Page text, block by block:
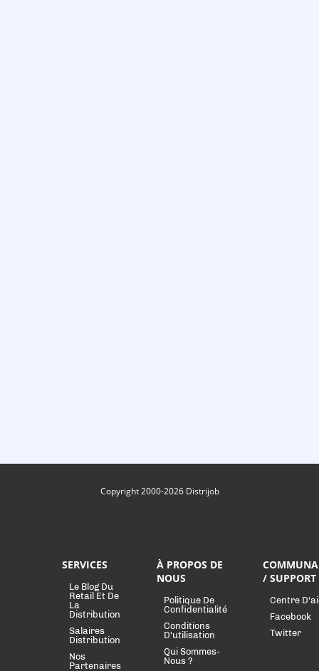
Copyright 2000-2026 Distrijob
SERVICES
Le Blog Du
Retail Et De
La
Distribution
Salaires
Distribution
Nos
Partenaires
À PROPOS DE
NOUS
Politique De
Confidentialité
Conditions
D'utilisation
Qui Sommes-
Nous ?
/ SUPPORT
Centre
Facebook
Twitter